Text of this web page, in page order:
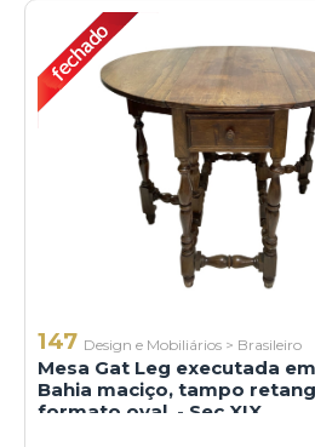
147 Design e Mobiliários > Brasileiro
Mesa Gat Leg executada
Bahia maciço, tampo
formato oval, - Sec XIX